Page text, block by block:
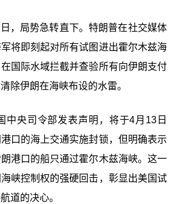
，局势急转直下。特朗普在社交媒体
军将即刻起对所有试图进出霍尔木兹海
国际水域拦截并查验所有向伊朗支付
除伊朗在海峡布设的水雷。
中央司令部发表声明，将于4月13日
口的海上交通实施封锁，但明确表示
港口的船只通过霍尔木兹海峡。这一
峡控制权的强硬回击，彰显出美国试
道的决心。